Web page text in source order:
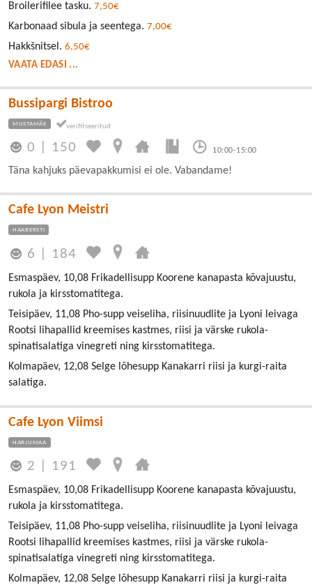
Broilerifilee tasku. 7,50€
Karbonaad sibula ja seentega. 7,00€
Hakkšnitsel. 6,50€
VAATA EDASI ...
Bussipargi Bistroo
MUSTAMÄE
0 150 10:00-15:00
Täna kahjuks päevapakkumisi ei ole. Vabandame!
Cafe Lyon Meistri
HAABERSTI
6 184
Esmaspäev, 10,08 Frikadellisupp Koorene kanapasta kõvajuustu,
rukola ja kirsstomatitega.
Teisipäev, 11,08 Pho-supp veiseliha, riisinuudlite ja Lyoni leivaga
Rootsi lihapallid kreemises kastmes, riisi ja värske rukola-
spinatisalatiga vinegreti ning kirsstomatitega.
Kolmapäev, 12,08 Selge lõhesupp Kanakarri riisi ja kurgi-raita
salatiga.
Cafe Lyon Viimsi
HARJUMAA
2 191
Esmaspäev, 10,08 Frikadellisupp Koorene kanapasta kõvajuustu,
rukola ja kirsstomatitega.
Teisipäev, 11,08 Pho-supp veiseliha, riisinuudlite ja Lyoni leivaga
Rootsi lihapallid kreemises kastmes, riisi ja värske rukola-
spinatisalatiga vinegreti ning kirsstomatitega.
Kolmapäev, 12,08 Selge lõhesupp Kanakarri riisi ja kurgi-raita